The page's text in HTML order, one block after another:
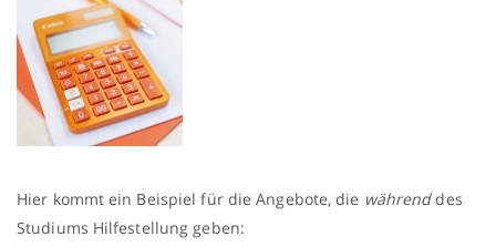
Hier kommt ein Beispiel für die Angebote, die währenddes
Studiums Hilfestellung geben: